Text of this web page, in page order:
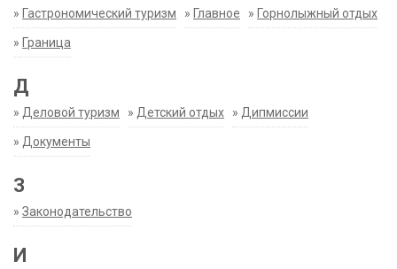
» Гастрономический туризм » Главное » Горнолыжный отдых
» Граница
Д
» Деловой туризм » Детский отдых » Дипмиссии
» Документы
З
» Законодательство
И